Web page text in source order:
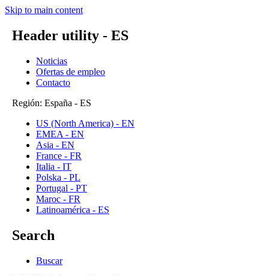
Skip to main content
Header utility - ES
Noticias
Ofertas de empleo
Contacto
Región: España - ES
US (North America) - EN
EMEA - EN
Asia - EN
France - FR
Italia - IT
Polska - PL
Portugal - PT
Maroc - FR
Latinoamérica - ES
Search
Buscar